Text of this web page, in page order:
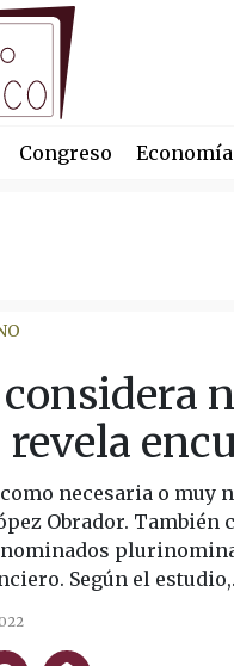
Congreso Economía
necesaria o muy
Obrador. También
Según el